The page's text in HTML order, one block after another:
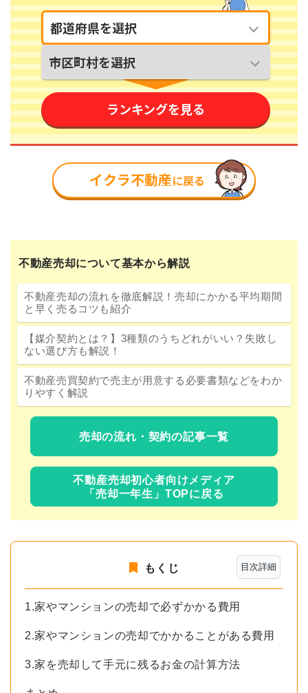
不動産売却について基本から解説
不動産売却の流れを徹底解説！売却にかかる平均期間
と早く売るコツも紹介
【媒介契約とは？】3種類のうちどれがいい？失敗し
ない選び方も解説！
不動産売買契約で売主が用意する必要書類などをわか
りやすく解説
売却の流れ・契約の記事一覧
不動産売却初心者向けメディア
「売却一年生」TOPに戻る
目次詳細
もくじ
1.家やマンションの売却で必ずかかる費用
2.家やマンションの売却でかかることがある費用
3.家を売却して手元に残るお金の計算方法